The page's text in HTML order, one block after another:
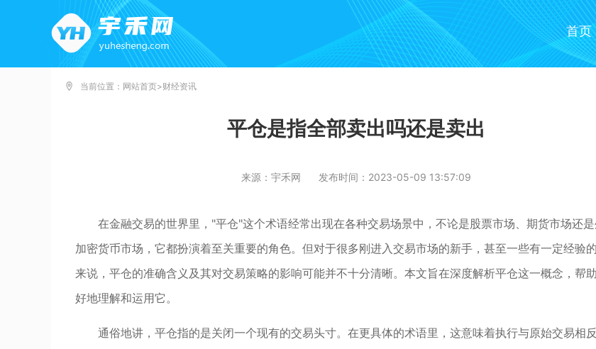
首页
当前位置： 网站首页>财经资讯
平仓是指全部卖出吗还是卖出
来源：宇禾网 发布时间：2023-05-09 13:57:09
在金融交易的世界里，"平仓"这个术语经常出现在各种交易场景中，不论是股票市场、期货市场还
加密货币市场，它都扮演着至关重要的角色。但对于很多刚进入交易市场的新手，甚至一些有一定经验
来说，平仓的准确含义及其对交易策略的影响可能并不十分清晰。本文旨在深度解析平仓这一概念，帮
好地理解和运用它。
通俗地讲，平仓指的是关闭一个现有的交易头寸。在更具体的术语里，这意味着执行与原始交易相